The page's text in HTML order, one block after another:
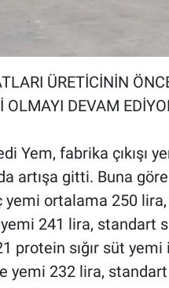
ÜRETİCİNİN
OLMAYI DEVAM
Yem, fabrika çıkışı
artışa gitti. Buna göre
yemi ortalama 250 lira,
241 lira, standart
protein sığır süt
yemi 232 lira, standart